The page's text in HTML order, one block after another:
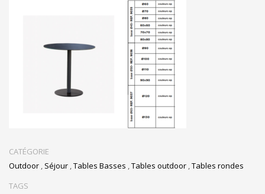
CATÉGORIE
Outdoor , Séjour ,Tables Basses ,Tables outdoor ,Tables rondes
TAGS